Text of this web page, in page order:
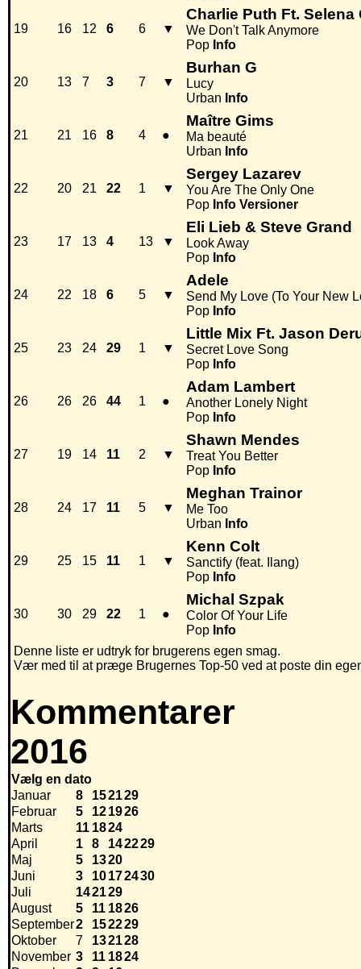
19 16 12 6 6 ▼
Charlie Puth Ft. Selena
We Don't Talk Anymore
Pop Info
20 13 7 3 7 ▼
Burhan G
Lucy
Urban Info
21 21 16 8 4 ●
Maître Gims
Ma beauté
Urban Info
22 20 21 22 1 ▼
Sergey Lazarev
You Are The Only One
Pop Info Versioner
23 17 13 4 13 ▼
Eli Lieb & Steve Grand
Look Away
Pop Info
24 22 18 6 5 ▼
Adele
Send My Love (To Your New
Pop Info
25 23 24 29 1 ▼
Little Mix Ft. Jason
Secret Love Song
Pop Info
26 26 26 44 1 ●
Adam Lambert
Another Lonely Night
Pop Info
27 19 14 11 2 ▼
Shawn Mendes
Treat You Better
Pop Info
28 24 17 11 5 ▼
Meghan Trainor
Me Too
Urban Info
29 25 15 11 1 ▼
Kenn Colt
Sanctify (feat. Ilang)
Pop Info
30 30 29 22 1 ●
Michal Szpak
Color Of Your Life
Pop Info
Denne liste er udtryk for brugerens egen smag.
Vær med til at præge Brugernes Top-50 ved at poste din
Kommentarer
2016
Vælg en dato
Januar
8 152129
Februar
5 121926
Marts
11 1824
April
1 8 142229
Maj
5 1320
Juni
3 10172430
Juli
142129
August
5 11 1826
September2 152229
Oktober
7 132128
November 3 11 1824